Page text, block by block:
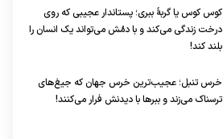
کوس کوس یا گربۀ ببری؛ پستاندار عجیبی که روی
درخت‌ زندگی می‌کند و با دمُش می‌تواند یک انسان را
بلند کند!
خرس تنبل؛ عجیب‌ترین خرس جهان که جیغ‌های
ترسناک می‌زند و ببرها با دیدنش فرار می‌کنند!